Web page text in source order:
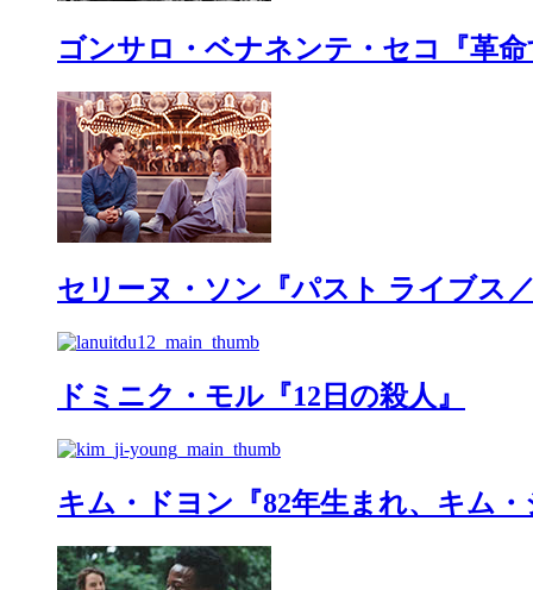
ゴンサロ・ベナネンテ・セコ『革命
セリーヌ・ソン『パスト ライブス／
ドミニク・モル『12日の殺人』
キム・ドヨン『82年生まれ、キム・